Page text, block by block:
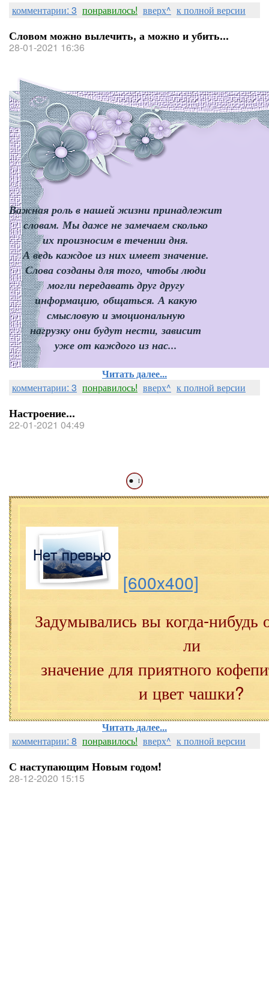
комментарии: 3 понравилось! вверх^ к полной версии
Словом можно вылечить, а можно и убить...
28-01-2021 16:36
Важная роль в нашей жизни принадлежит
словам. Мы даже не замечаем сколько
их произносим в течении дня.
А ведь каждое из них имеет значение.
Слова созданы для того, чтобы люди
могли передавать друг другу
информацию, общаться. А какую
смысловую и эмоциональную
нагрузку они будут нести, зависит
уже от каждого из нас...
Читать далее...
комментарии: 3 понравилось! вверх^ к полной версии
Настроение...
22-01-2021 04:49
[600x400]
Задумывались вы когда-нибудь
ли
значение для приятного
и цвет чашки?
Читать далее...
комментарии: 8 понравилось! вверх^ к полной версии
С наступающим Новым годом!
28-12-2020 15:15